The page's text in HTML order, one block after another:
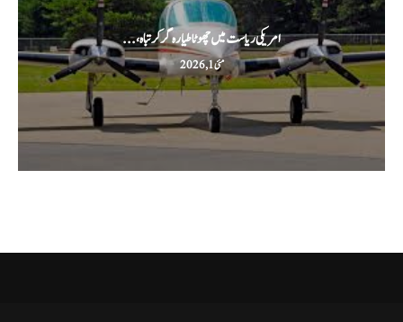
امریکی ریاست میں چھوٹا طیارہ گر کر تباہ،...
مئی 1, 2026